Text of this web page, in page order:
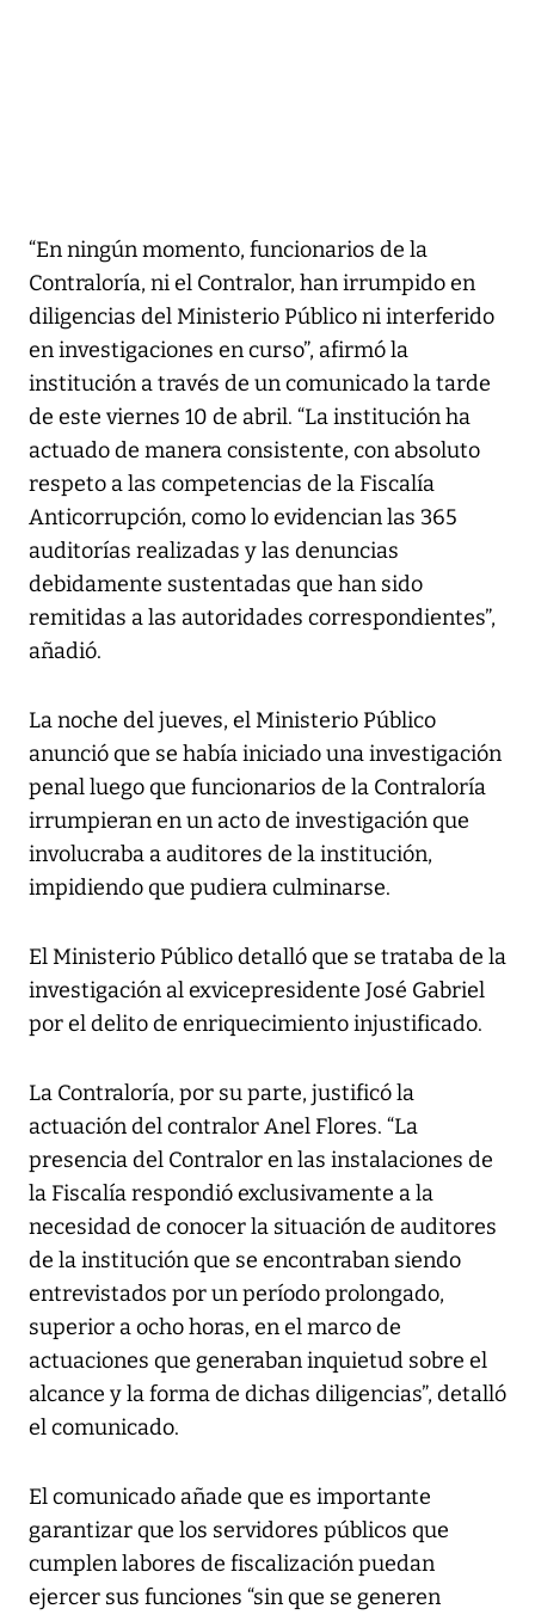
“En ningún momento, funcionarios de la
Contraloría, ni el Contralor, han irrumpido en
diligencias del Ministerio Público ni interferido
en investigaciones en curso”, afirmó la
institución a través de un comunicado la tarde
de este viernes 10 de abril. “La institución ha
actuado de manera consistente, con absoluto
respeto a las competencias de la Fiscalía
Anticorrupción, como lo evidencian las 365
auditorías realizadas y las denuncias
debidamente sustentadas que han sido
remitidas a las autoridades correspondientes”,
añadió.
La noche del jueves, el Ministerio Público
anunció que se había iniciado una investigación
penal luego que funcionarios de la Contraloría
irrumpieran en un acto de investigación que
involucraba a auditores de la institución,
impidiendo que pudiera culminarse.
El Ministerio Público detalló que se trataba de la
investigación al exvicepresidente José Gabriel
por el delito de enriquecimiento injustificado.
La Contraloría, por su parte, justificó la
actuación del contralor Anel Flores. “La
presencia del Contralor en las instalaciones de
la Fiscalía respondió exclusivamente a la
necesidad de conocer la situación de auditores
de la institución que se encontraban siendo
entrevistados por un período prolongado,
superior a ocho horas, en el marco de
actuaciones que generaban inquietud sobre el
alcance y la forma de dichas diligencias”, detalló
el comunicado.
El comunicado añade que es importante
garantizar que los servidores públicos que
cumplen labores de fiscalización puedan
ejercer sus funciones “sin que se generen